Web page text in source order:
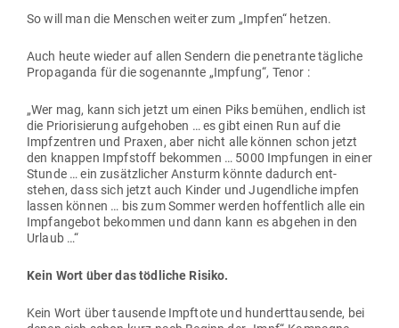
So will man die Men­schen weiter zum „Impfen“ hetzen.
Auch heute wieder auf allen Sendern die pene­trante täg­liche
Pro­pa­ganda für die soge­nannte „Impfung“, Tenor :
„Wer mag, kann sich jetzt um einen Piks bemühen, endlich ist
die Prio­ri­sierung auf­ge­hoben … es gibt einen Run auf die
Impf­zentren und Praxen, aber nicht alle können schon jetzt
den knappen Impf­stoff bekommen … 5000 Imp­fungen in einer
Stunde … ein zusätz­licher Ansturm könnte dadurch ent­
stehen, dass sich jetzt auch Kinder und Jugend­liche impfen
lassen können … bis zum Sommer werden hof­fentlich alle ein
Impf­an­gebot bekommen und dann kann es abgehen in den
Urlaub …“
Kein Wort über das töd­liche Risiko.
Kein Wort über tau­sende Impftote und hun­dert­tau­sende, bei